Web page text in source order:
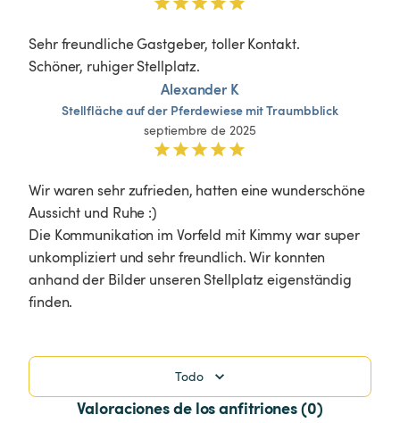
Sehr freundliche Gastgeber, toller Kontakt.
Schöner, ruhiger Stellplatz.
Alexander K
Stellflächeaufder Pferdewiese mitTraumbblick
septiembre de 2025
Wir waren sehr zufrieden, hatten eine wunderschöne
Aussicht und Ruhe :)
Die Kommunikation im Vorfeld mit Kimmy war super
unkompliziert und sehr freundlich. Wir konnten
anhand der Bilder unseren Stellplatz eigenständig
finden.
Todo
Valoraciones de los anfitriones (0)